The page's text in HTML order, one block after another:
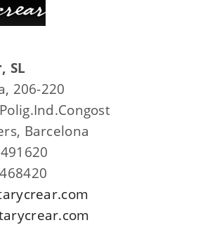
SL
206-220
Barcelona